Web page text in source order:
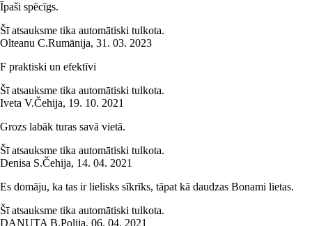
Īpaši spēcīgs.
Šī atsauksme tika automātiski tulkota.
Olteanu C.Rumānija, 31. 03. 2023
F praktiski un efektīvi
Šī atsauksme tika automātiski tulkota.
Iveta V.Čehija, 19. 10. 2021
Grozs labāk turas savā vietā.
Šī atsauksme tika automātiski tulkota.
Denisa S.Čehija, 14. 04. 2021
Es domāju, ka tas ir lielisks sīkrīks, tāpat kā daudzas Bonami lietas.
Šī atsauksme tika automātiski tulkota.
DANUTA B.Polija, 06. 04. 2021